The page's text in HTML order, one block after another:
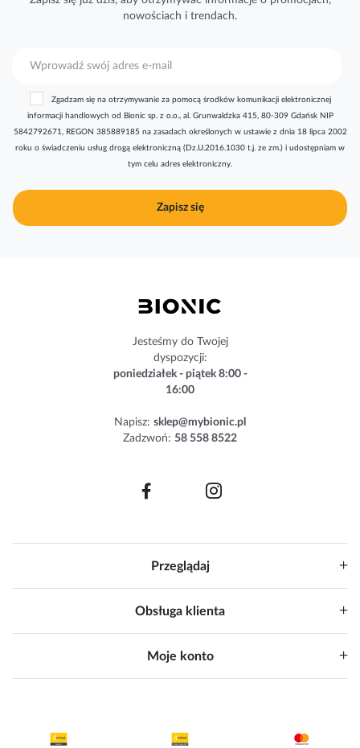
nowościach i trendach.
r
y
j
n
Zapisz się
Zgadzam się na otrzymywanie za pomocą środków komunikacji elektronicznej
informacji handlowych od Bionic sp. z o.o., al. Grunwaldzka 415, 80-309 Gdańsk NIP
5842792671, REGON 385889185 na zasadach określonych w ustawie z dnia 18 lipca 2002
roku o świadczeniu usług drogą elektroniczną (Dz.U.2016.1030 t.j. ze zm.) i udostępniam w
tym celu adres elektroniczny.
Jesteśmy do Twojej
dyspozycji:
poniedziałek - piątek 8:00 -
16:00
Napisz: sklep@mybionic.pl
Zadzwoń: 58 558 8522
Przeglądaj
Obsługa klienta
Moje konto